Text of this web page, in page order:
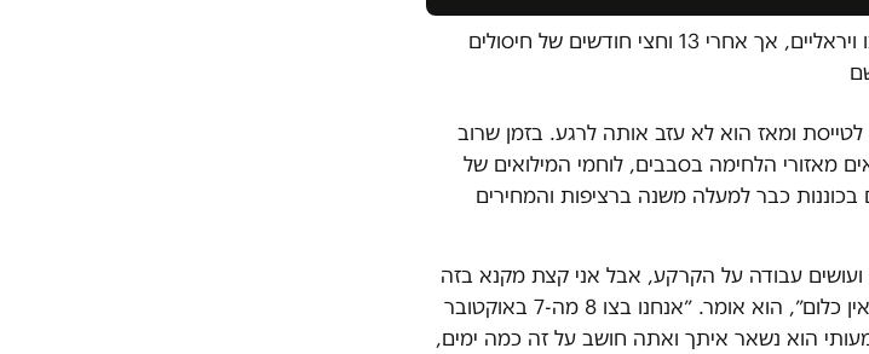
בתחילת המלחמה מפעילי הכטב״ם הפכו ויראליים, אך אחרי 13 וחצי חודשים של חיסולים
לטייסת ומאז הוא לא עזב אותה לרגע. בזמן שרוב
מאזורי הלחימה בסבבים, לוחמי המילואים של
בכוננות כבר למעלה משנה ברציפות והמחירים
עבודה על הקרקע, אבל אני קצת מקנא בזה
שלהם יש סבבים, התרעננות, עיבוד. לנו אין כלום״, הוא אומר. ״אנחנו בצו 8 מה-7 באוקטובר
הוא נשאר איתך ואתה חושב על זה כמה ימים,